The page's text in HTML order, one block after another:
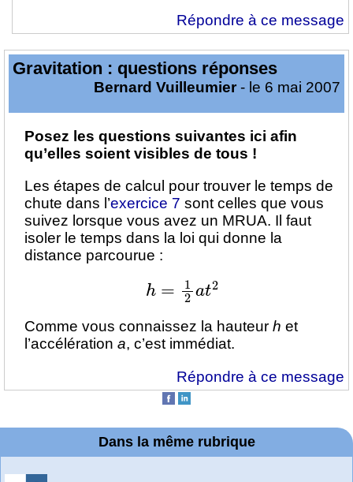
Répondre à ce message
Gravitation : questions réponses
Bernard Vuilleumier- le 6 mai 2007
Posez les questions suivantes ici afin
qu’elles soient visibles de tous !
Les étapes de calcul pour trouver le temps de
chute dans l’exercice 7 sont celles que vous
suivez lorsque vous avez un MRUA. Il faut
isoler le temps dans la loi qui donne la
distance parcourue :
h 2a 2
Comme vous connaissez la hauteur h et
l’accélération a, c’est immédiat.
Répondre à ce message
Dans la même rubrique